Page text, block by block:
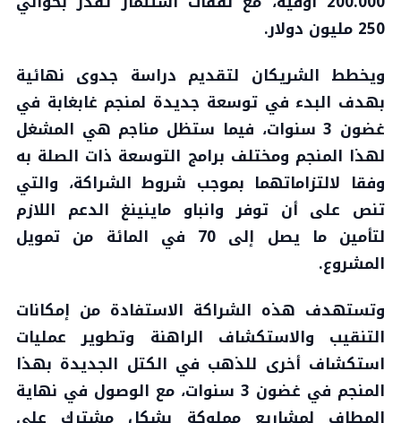
250 مليون دولار.
ويخطط الشريكان لتقديم دراسة جدوى نهائية
بهدف البدء في توسعة جديدة لمنجم غابغابة في
غضون 3 سنوات، فيما ستظل مناجم هي المشغل
لهذا المنجم ومختلف برامج التوسعة ذات الصلة به
وفقا لالتزاماتهما بموجب شروط الشراكة، والتي
تنص على أن توفر وانباو ماينينغ الدعم اللازم
لتأمين ما يصل إلى 70 في المائة من تمويل
المشروع.
وتستهدف هذه الشراكة الاستفادة من إمكانات
التنقيب والاستكشاف الراهنة وتطوير عمليات
استكشاف أخرى للذهب في الكتل الجديدة بهذا
المنجم في غضون 3 سنوات، مع الوصول في نهاية